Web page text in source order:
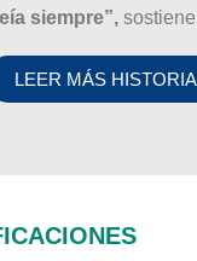
siempre”,
LEER MÁS